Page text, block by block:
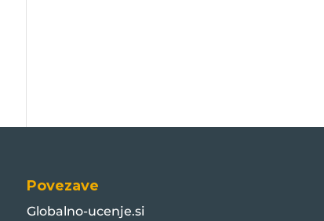
Povezave
Globalno-ucenje.si